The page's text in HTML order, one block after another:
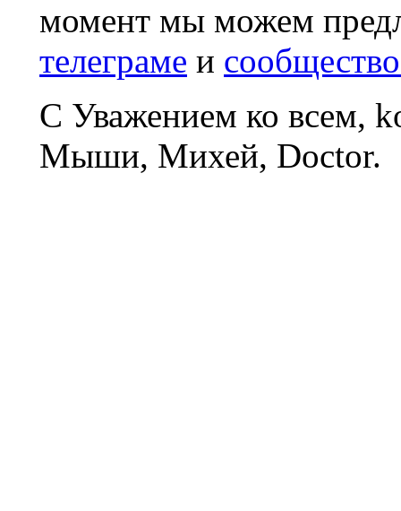
момент мы можем
телеграме и
С Уважением ко всем,
Мыши, Михей, Doctor.